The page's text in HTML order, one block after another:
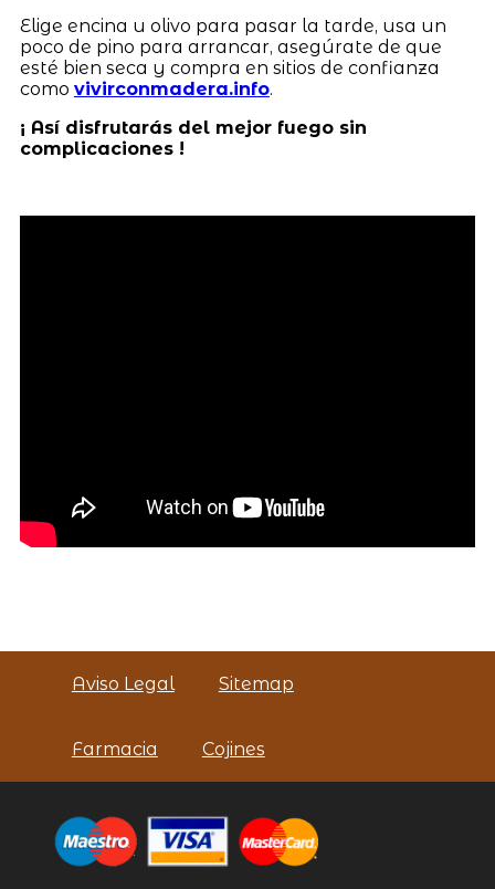
Elige encina u olivo para pasar la tarde, usa un
poco de pino para arrancar, asegúrate de que
esté bien seca y compra en sitios de confianza
como vivirconmadera.info.
¡ Así disfrutarás del mejor fuego sin
complicaciones !
Aviso Legal Sitemap
Farmacia Cojines